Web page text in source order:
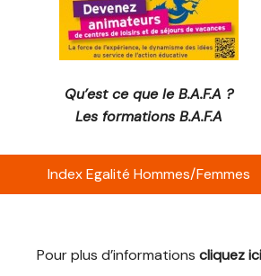
Qu’est ce que le B.A.F.A ?
Les formations B.A.F.A
Index Egalité Hommes/Femmes
Pour plus d’informations cliquez ici